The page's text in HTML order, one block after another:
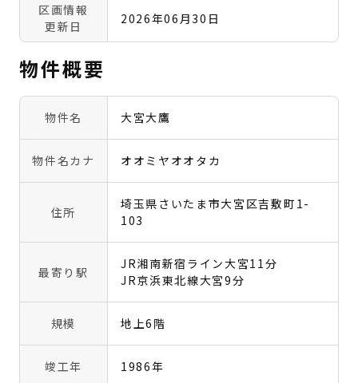
区画情報
更新日
2026年06月30日
物件概要
物件名 大宮大鷹
物件名カナ オオミヤオオタカ
住所
埼玉県さいたま市大宮区吉敷町1-
103
最寄り駅
JR湘南新宿ライン大宮11分
JR京浜東北線大宮9分
規模 地上6階
竣工年 1986年